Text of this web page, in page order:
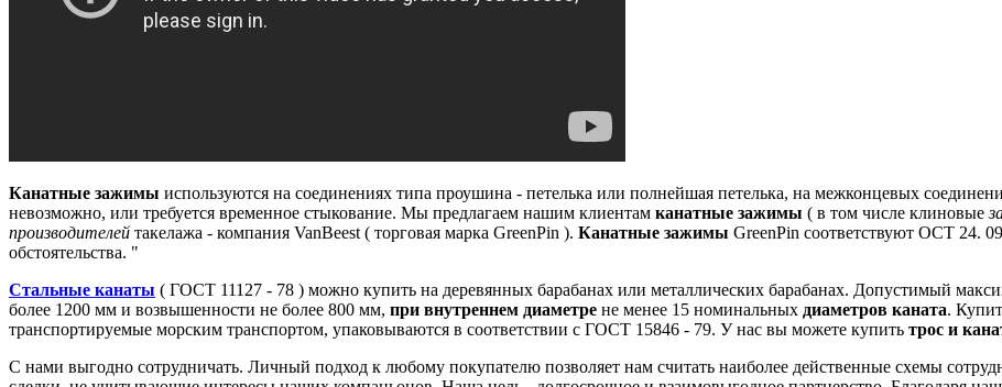
Канатные зажимы используются на соединениях типа проушина - петелька или полнейшая петелька, на межконцевых
невозможно, или требуется временное стыкование. Мы предлагаем нашим клиентам канатные зажимы ( в том числе клиновые
производителей такелажа - компания VanBeest ( торговая марка GreenPin ). Канатные зажимы GreenPin соответствуют ОСТ 24.
обстоятельства. "
Стальные канаты ( ГОСТ 11127 - 78 ) можно купить на деревянных барабанах или металлических барабанах. Допустимый
более 1200 мм и возвышенности не более 800 мм, при внутреннем диаметре не менее 15 номинальных диаметров каната.
транспортируемые морским транспортом, упаковываются в соответствии с ГОСТ 15846 - 79. У нас вы можете купить трос и
С нами выгодно сотрудничать. Личный подход к любому покупателю позволяет нам считать наиболее действенные схемы